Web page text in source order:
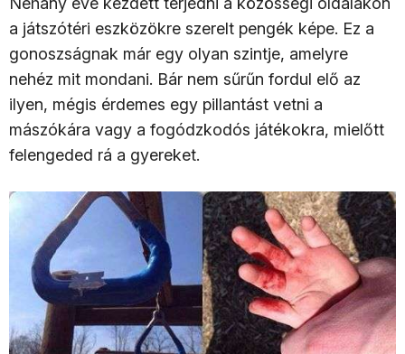
a játszótéri eszközökre szerelt pengék képe. Ez a
gonoszságnak már egy olyan szintje, amelyre
nehéz mit mondani. Bár nem sűrűn fordul elő az
ilyen, mégis érdemes egy pillantást vetni a
mászókára vagy a fogódzkodós játékokra, mielőtt
felengeded rá a gyereket.